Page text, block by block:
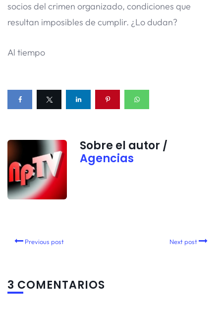
socios del crimen organizado, condiciones que
resultan imposibles de cumplir. ¿Lo dudan?
Al tiempo
Sobre el autor /
Agencias
Previous post Next post
3 COMENTARIOS